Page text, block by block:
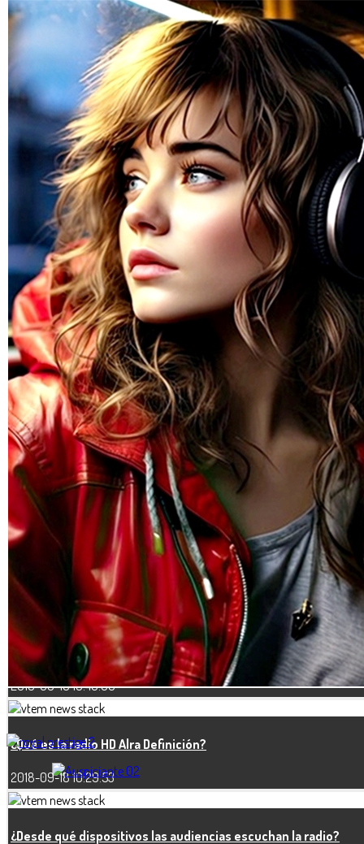
¿Cómo es el mercado publicitario de la radio en Estados
2018-10-01 08:59:39
La Realidad de la Radio
2018-10-01 08:55:18
¡Conoce el portal que te lleva a explorar la radio de todo el
2018-10-01 08:49:11
Y entonces… ¿qué le hace falta a la radio?
2018-10-01 08:38:37
5 cosas que un director de emisora debería hacer ya mismo
2018-10-01 08:28:52
¿Radio financiada por las audiencias?
2018-10-01 08:21:09
Mariano Osorio es elegido como el locutor favorito en México
2018-10-01 08:14:05
7 nuevos consejos para mejorar su turno al aire
2018-09-18 10:40:06
¿Qué es la radio HD Alra Definición?
2018-09-18 10:29:53
¿Desde qué dispositivos las audiencias escuchan la radio?